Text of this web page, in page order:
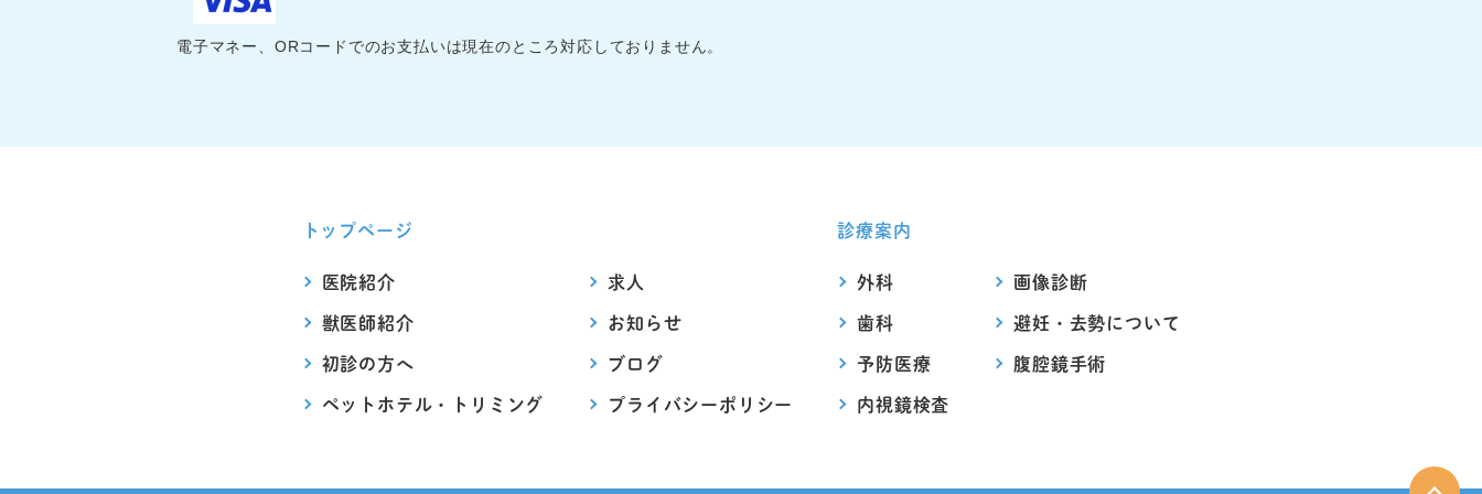
電子マネー、ORコードでのお支払いは現在のところ対応しておりません。
トップページ
医院紹介
獣医師紹介
初診の方へ
ペットホテル・ トリミング
求人
お知らせ
ブログ
プライバシーポリシー
診療案内
外科
歯科
予防医療
内視鏡検査
画像診断
避妊・去勢について
腹腔鏡手術